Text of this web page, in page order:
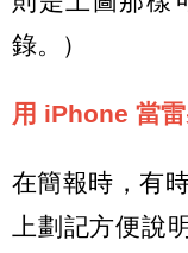
錄。）
用 iPhone 當
在簡報時，有
上劃記方便說